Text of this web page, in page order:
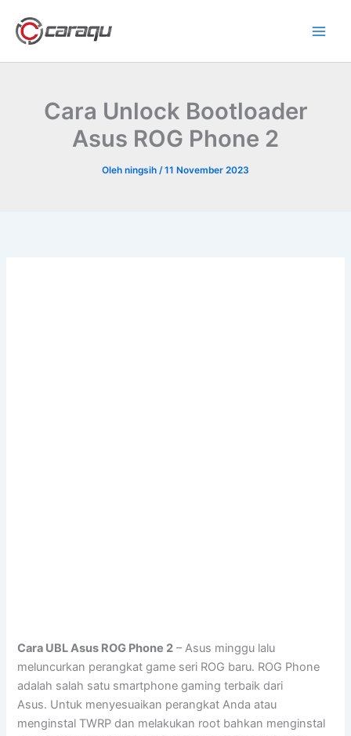
konten
Cara Unlock Bootloader
Asus ROG Phone 2
Oleh ningsih /11 November 2023
Cara UBL Asus ROG Phone 2 – Asus minggu lalu
meluncurkan perangkat game seri ROG baru. ROG Phone
adalah salah satu smartphone gaming terbaik dari
Asus. Untuk menyesuaikan perangkat Anda atau
menginstal TWRP dan melakukan root bahkan menginstal